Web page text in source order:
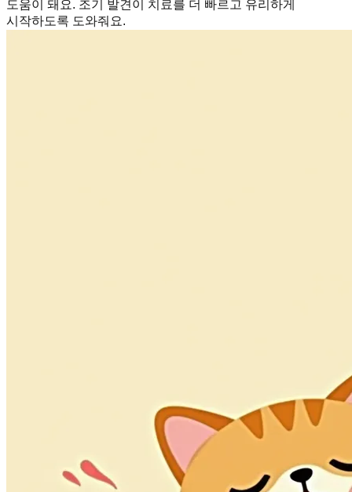
도움이 돼요. 조기 발견이 치료를 더 빠르고 유리하게
시작하도록 도와줘요.